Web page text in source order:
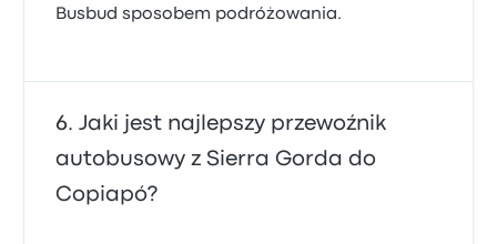
Busbud sposobem podróżowania.
Jaki jest najlepszy przewoźnik
autobusowy z Sierra Gorda do
Copiapó?